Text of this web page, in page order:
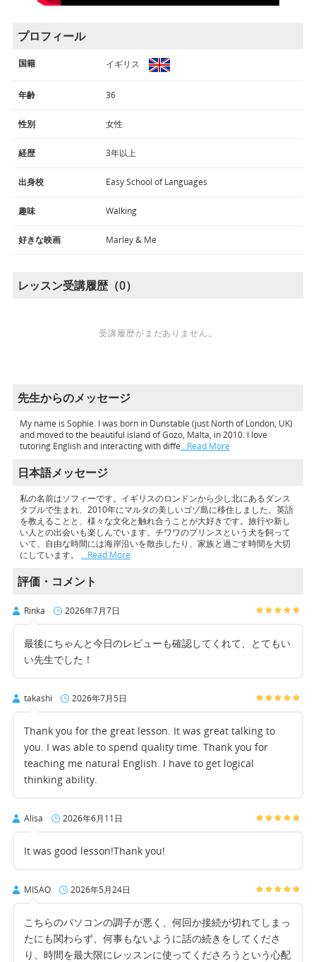
プロフィール
国籍 イギリス
年齢 36
性別 女性
経歴 3年以上
出身校 Easy School of Languages
趣味 Walking
好きな映画 Marley & Me
レッスン受講履歴（0）
受講履歴がまだありません。
先生からのメッセージ
My name is Sophie. I was born in Dunstable (just North of London, UK)
and moved to the beautiful island of Gozo, Malta, in 2010. I love
tutoring English and interacting with diffe…Read More
日本語メッセージ
私の名前はソフィーです。イギリスのロンドンから少し北にあるダンス
タブルで生まれ、2010年にマルタの美しいゴゾ島に移住しました。英語
を教えることと、様々な文化と触れ合うことが大好きです。旅行や新し
い人との出会いも楽しんでいます。チワワのプリンスという犬を飼って
いて、自由な時間には海岸沿いを散歩したり、家族と過ごす時間を大切
にしています。 …Read More
評価・コメント
Rinka 2026年7月7日
最後にちゃんと今日のレビューも確認してくれて、とてもい
い先生でした！
takashi 2026年7月5日
Thank you for the great lesson. It was great talking to
you. I was able to spend quality time. Thank you for
teaching me natural English. I have to get logical
thinking ability.
Alisa 2026年6月11日
It was good lesson!Thank you!
MISAO 2026年5月24日
こちらのパソコンの調子が悪く、何回か接続が切れてしまっ
たにも関わらず、何事もないように話の続きをしてくださ
り、時間を最大限にレッスンに使ってくださろうという心配